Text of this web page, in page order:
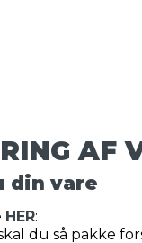
AF
din vare
HER:
du så pakke